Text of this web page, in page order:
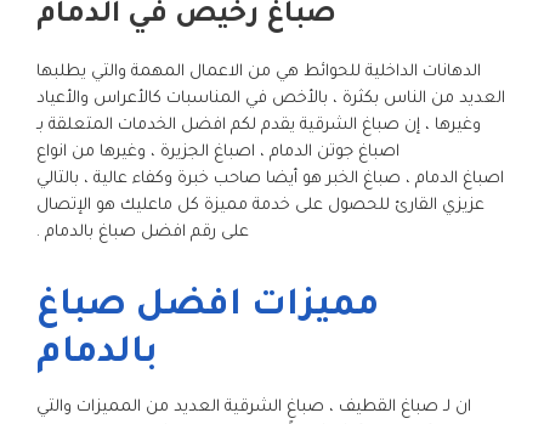
صباغ رخيص في الدمام
الدهانات الداخلية للحوائط هي من الاعمال المهمة والتي يطلبها
العديد من الناس بكثرة ، بالأخص في المناسبات كالأعراس والأعياد
وغيرها ، إن صباغ الشرقية يقدم لكم افضل الخدمات المتعلقة بـ
اصباغ جوتن الدمام ، اصباغ الجزيرة ، وغيرها من انواع
اصباغ الدمام ، صباغ الخبر هو أيضا صاحب خبرة وكفاء عالية ، بالتالي
عزيزي القارئ للحصول على خدمة مميزة كل ماعليك هو الإتصال
على رقم افضل صباغ بالدمام .
مميزات افضل صباغ
بالدمام
ان لـ صباغ القطيف ، صباغ الشرقية العديد من المميزات والتي